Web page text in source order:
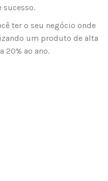
sucesso.
ter o seu negócio onde
um produto de alta
20% ao ano.